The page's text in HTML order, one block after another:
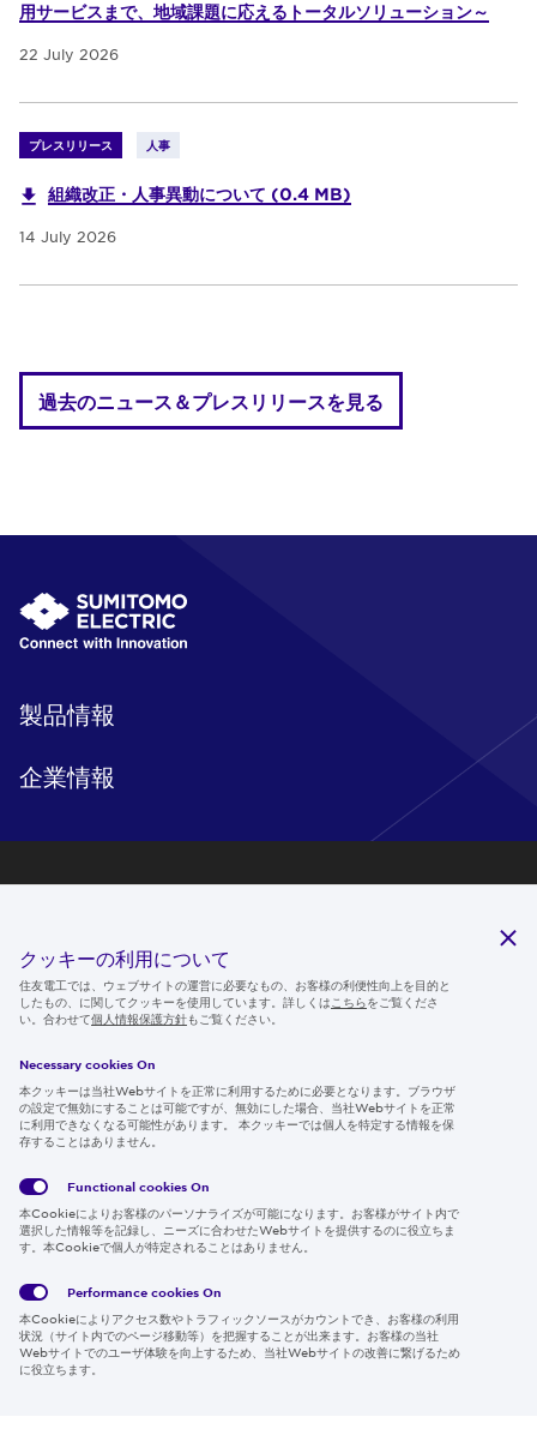
用サービスまで、地域課題に応えるトータルソリューション～
22 July 2026
プレスリリース 人事
組織改正・人事異動について (0.4 MB)
14 July 2026
過去のニュース＆プレスリリースを見る
製品情報
企業情報
ニュースルーム
IR情報
採用情報
Global
Policy
サイト
約
Region & Language:
Japan | JP
クッキーの利用について
住友電工では、ウェブサイトの運営に必要なもの、お客様の利便性向上を目的と
したもの、に関してクッキーを使用しています。詳しくは こちらをご覧くださ
い。合わせて個人情報保護方針もご覧ください。
Necessary cookies On
本クッキーは当社Webサイトを正常に利用するために必要となります。ブラウザ
の設定で無効にすることは可能ですが、無効にした場合、当社Webサイトを正常
に利用できなくなる可能性があります。 本クッキーでは個人を特定する情報を保
存することはありません。
Functional cookies On
本Cookieによりお客様のパーソナライズが可能になります。お客様がサイト内で
選択した情報等を記録し、ニーズに合わせたWebサイトを提供するのに役立ちま
す。本Cookieで個人が特定されることはありません。
Performance cookies On
本Cookieによりアクセス数やトラフィックソースがカウントでき、お客様の利用
状況（サイト内でのページ移動等）を把握することが出来ます。お客様の当社
Webサイトでのユーザ体験を向上するため、当社Webサイトの改善に繋げるため
に役立ちます。